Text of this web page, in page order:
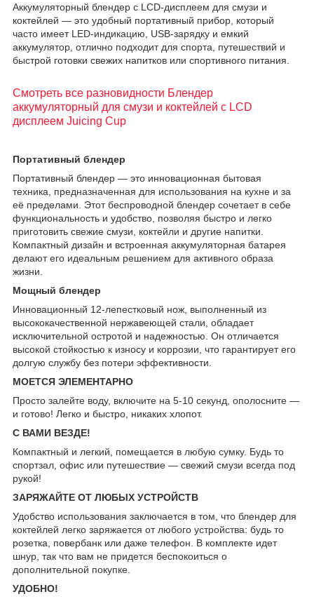
Аккумуляторный блендер с LCD-дисплеем для смузи и
коктейлей — это удобный портативный прибор, который
часто имеет LED-индикацию, USB-зарядку и емкий
аккумулятор, отлично подходит для спорта, путешествий и
быстрой готовки свежих напитков или спортивного питания.
Смотреть все разновидности Блендер
аккумуляторный для смузи и коктейлей с LCD
дисплеем Juicing Cup
Портативный блендер
Портативный блендер — это инновационная бытовая
техника, предназначенная для использования на кухне и за
её пределами. Этот беспроводной блендер сочетает в себе
функциональность и удобство, позволяя быстро и легко
приготовить свежие смузи, коктейли и другие напитки.
Компактный дизайн и встроенная аккумуляторная батарея
делают его идеальным решением для активного образа
жизни.
Мощный блендер
Инновационный 12-лепестковый нож, выполненный из
высококачественной нержавеющей стали, обладает
исключительной остротой и надежностью. Он отличается
высокой стойкостью к износу и коррозии, что гарантирует его
долгую службу без потери эффективности.
МОЕТСЯ ЭЛЕМЕНТАРНО
Просто залейте воду, включите на 5-10 секунд, ополосните —
и готово! Легко и быстро, никаких хлопот.
С ВАМИ ВЕЗДЕ!
Компактный и легкий, помещается в любую сумку. Будь то
спортзал, офис или путешествие — свежий смузи всегда под
рукой!
ЗАРЯЖАЙТЕ ОТ ЛЮБЫХ УСТРОЙСТВ
Удобство использования заключается в том, что блендер для
коктейлей легко заряжается от любого устройства: будь то
розетка, повербанк или даже телефон. В комплекте идет
шнур, так что вам не придется беспокоиться о
дополнительной покупке.
УДОБНО!